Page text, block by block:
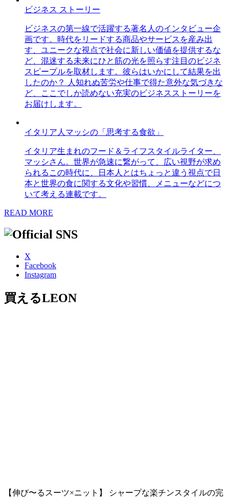
ビジネス ストーリー
ビジネスの第一線で活躍する著名人のインタビュー企
画です。時代をリードする商品やサービスを産み出
す、ユニークな視点で社会に新しい価値を提供するな
ど、混迷する未来にひと筋の光を照らす注目のビジネ
スピープルを取材します。彼らはいかにして結果を出
したのか？ 人知れぬ苦労や仕事で得た意外な気づきな
ど、ここでしか読めない充実のビジネスストーリーを
お届けします。
イタリア人マッシの「思考する食欲」
イタリア生まれのフード＆ライフスタイルライター、
マッシさん。世界が急速に繋がって、広い視野が求め
られるこの時代に、日本人とはちょっと違う視点で日
本と世界の食に関する文化や習慣、メニューなどにつ
いて考える連載です。
READ MORE
X
Facebook
Instagram
買えるLEON
【伸び〜るスーツ×ニット】 シャープな楽チンスタイルの完